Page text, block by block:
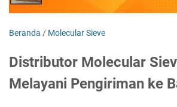
Beranda / Molecular Sieve
Distributor Molecular
Melayani Pengiriman ke